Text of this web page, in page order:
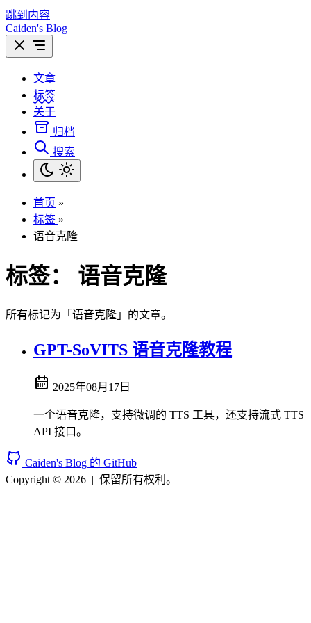
跳到内容
Caiden's Blog
文章
标签
关于
归档
搜索
首页 »
标签 »
语音克隆
标签： 语音克隆
所有标记为「语音克隆」的文章。
GPT-SoVITS 语音克隆教程
2025年08月17日
一个语音克隆，支持微调的 TTS 工具，还支持流式 TTS
API 接口。
Caiden's Blog 的 GitHub
Copyright © 2026 | 保留所有权利。